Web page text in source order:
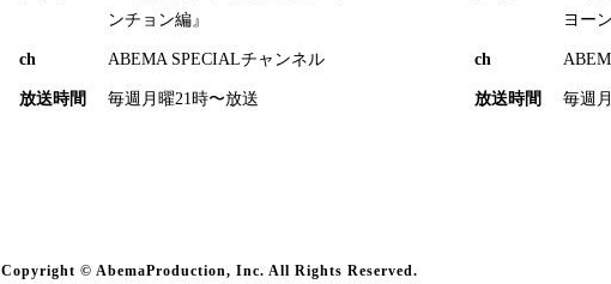
ンチョン編』
ch ABEMA SPECIALチャンネル
放送時間 毎週月曜21時〜放送
ヨー
ch
放送時間 毎週
Copyright © AbemaProduction, Inc. All Rights Reserved.